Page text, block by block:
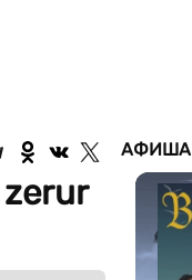
АФИША